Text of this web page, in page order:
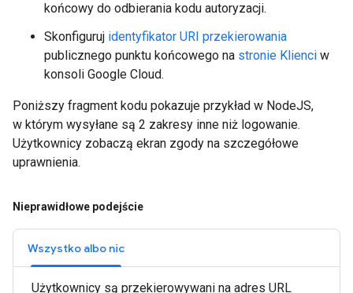
końcowy do odbierania kodu autoryzacji.
Skonfiguruj identyfikator URI przekierowania
publicznego punktu końcowego na stronie Klienci w
konsoli Google Cloud.
Poniższy fragment kodu pokazuje przykład w NodeJS,
w którym wysyłane są 2 zakresy inne niż logowanie.
Użytkownicy zobaczą ekran zgody na szczegółowe
uprawnienia.
Nieprawidłowe podejście
Wszystko albo nic
Użytkownicy są przekierowywani na adres URL